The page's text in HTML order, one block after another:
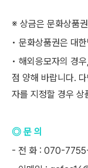
※ 상금은 문화상품
• 문화상품권은 대
• 해외응모자의 경
점 양해 바랍니다.
자를 지정할 경우 상
◎ 문 의
- 전 화 : 070-